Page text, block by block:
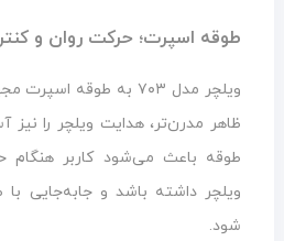
طوقه اسپرت؛ حرکت روان و
ویلچر مدل ۷۰۳ به طوقه
ظاهر مدرن‌تر، هدایت ویلچر را نیز
طوقه باعث می‌شود کاربر هنگام
ویلچر داشته باشد و جابه‌جایی
شود.